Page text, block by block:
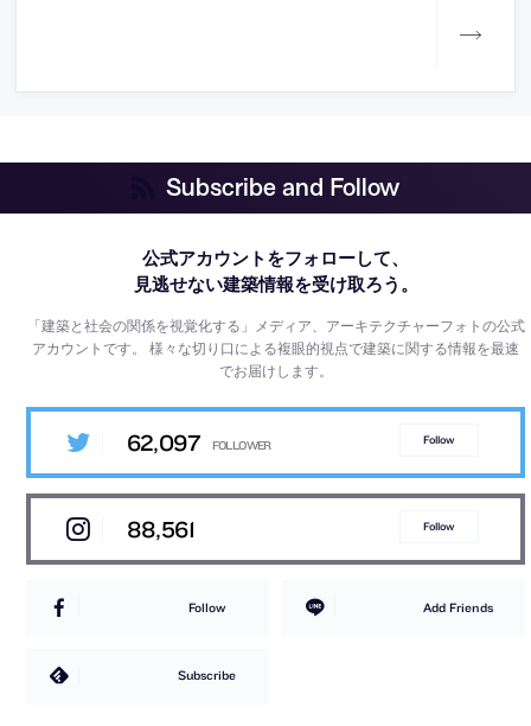
Subscribe and Follow
公式アカウントをフォローして、
見逃せない建築情報を受け取ろう。
「建築と社会の関係を視覚化する」メディア、アーキテクチャーフォトの公式
アカウントです。様々な切り口による複眼的視点で建築に関する情報を最速
でお届けします。
62,097 Follow
88,561 Follow
Follow Add Friends
Subscribe